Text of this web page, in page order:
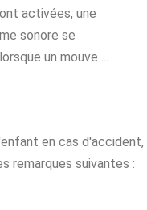
activées, une
sonore se
un mouve ...
en cas d'accident,
remarques suivantes :